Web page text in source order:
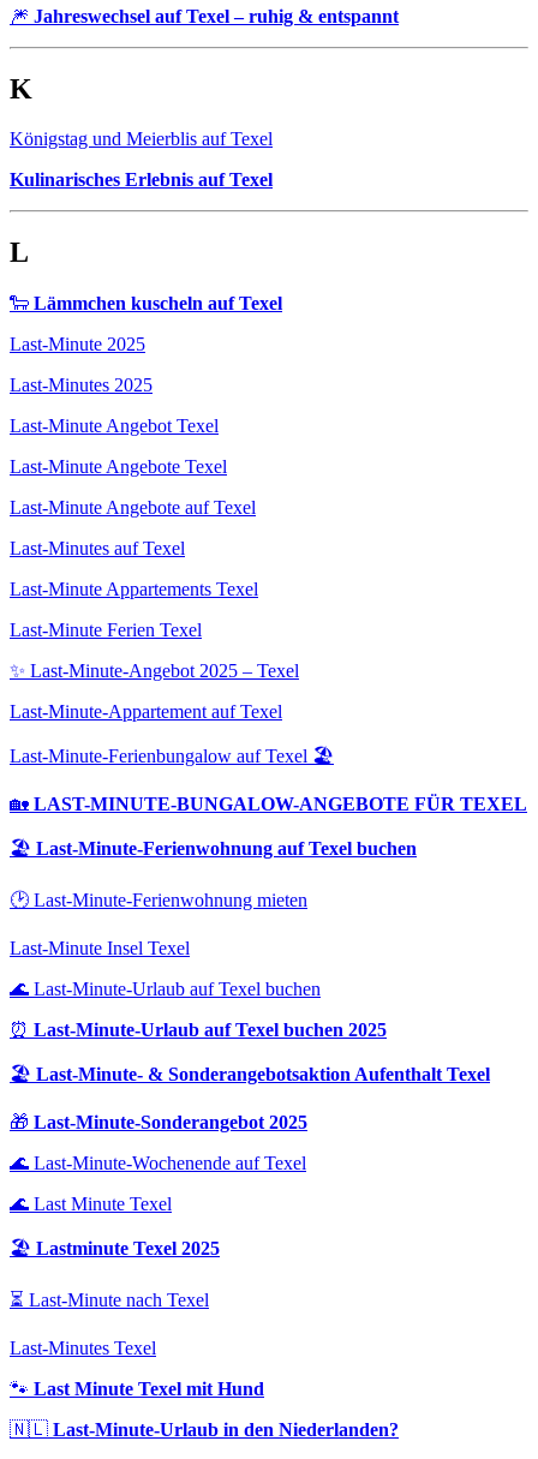
🎆 Jahreswechsel auf Texel – ruhig & entspannt
K
Königstag und Meierblis auf Texel
Kulinarisches Erlebnis auf Texel
L
🐑 Lämmchen kuscheln auf Texel
Last-Minute 2025
Last-Minutes 2025
Last-Minute Angebot Texel
Last-Minute Angebote Texel
Last-Minute Angebote auf Texel
Last-Minutes auf Texel
Last-Minute Appartements Texel
Last-Minute Ferien Texel
✨ Last-Minute-Angebot 2025 – Texel
Last-Minute-Appartement auf Texel
Last-Minute-Ferienbungalow auf Texel 🏖️
🏡 LAST-MINUTE-BUNGALOW-ANGEBOTE FÜR TEXEL
🏖️ Last-Minute-Ferienwohnung auf Texel buchen
🕑 Last-Minute-Ferienwohnung mieten
Last-Minute Insel Texel
🌊 Last-Minute-Urlaub auf Texel buchen
⏰ Last-Minute-Urlaub auf Texel buchen 2025
🏖️ Last-Minute- & Sonderangebotsaktion Aufenthalt Texel
🎁 Last-Minute-Sonderangebot 2025
🌊 Last-Minute-Wochenende auf Texel
🌊 Last Minute Texel
🏖️ Lastminute Texel 2025
⏳ Last-Minute nach Texel
Last-Minutes Texel
🐾 Last Minute Texel mit Hund
🇳🇱 Last-Minute-Urlaub in den Niederlanden?